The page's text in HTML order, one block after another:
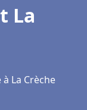
La
La Crèche